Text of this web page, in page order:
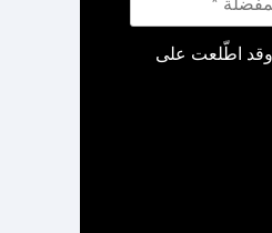
وقد اطّلعت على